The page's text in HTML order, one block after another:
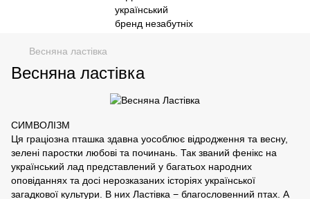
Весняна ластівка
Весняна ластівка
СИМВОЛІЗМ
Ця граціозна пташка здавна уособлює відродження та весну,
зелені паростки любові та починань. Так званий фенікс на
український лад представлений у багатьох народних
оповіданнях та досі нерозказаних історіях української
загадкової культури. В них Ластівка − благословенний птах. А